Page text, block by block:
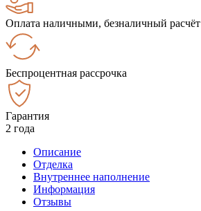
Оплата наличными, безналичный расчёт
Беспроцентная рассрочка
Гарантия
2 года
Описание
Отделка
Внутреннее наполнение
Информация
Отзывы